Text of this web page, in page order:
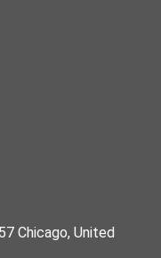
Chicago, United